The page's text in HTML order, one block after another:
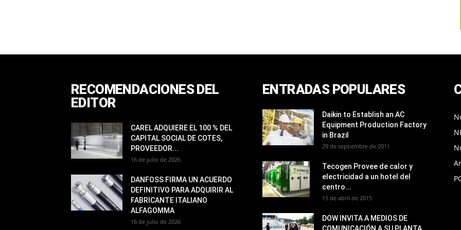
RECOMENDACIONES DEL
EDITOR
CAREL ADQUIERE EL 100 % DEL
CAPITAL SOCIAL DE COTES,
PROVEEDOR...
16 de julio de 2026
DANFOSS FIRMA UN ACUERDO
DEFINITIVO PARA ADQUIRIR AL
FABRICANTE ITALIANO
ALFAGOMMA
16 de julio de 2026
ENTRADAS POPULARES
Daikin to Establish an AC
Equipment Production Factory
in Brazil
29 de septiembre de 2011
Tecogen Provee de calor y
electricidad a un hotel del
centro...
15 de abril de 2015
DOW INVITA A MEDIOS DE